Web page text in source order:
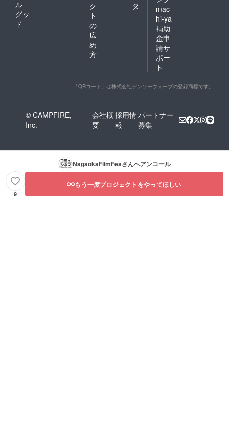
ル
グッ
ド
ク
ト
の
広
め
方
タ
mac
hi-ya
補助
金申
請サ
ポー
ト
「QRコード」は株式会社デンソーウェーブの登録商標です。
© CAMPFIRE,
Inc.
会社概
要
採用情
報
パートナー
募集
NagaokaFilmFesさんへアンコール
9
もう一度プロジェクトをやってほしい